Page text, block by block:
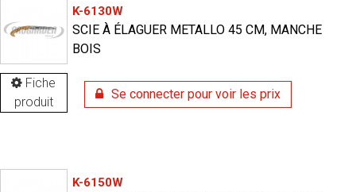
Fiche
produit
K-6130W
SCIE À ÉLAGUER METALLO 45 CM, MANCHE
BOIS
Se connecter pour voir les prix
K-6150W